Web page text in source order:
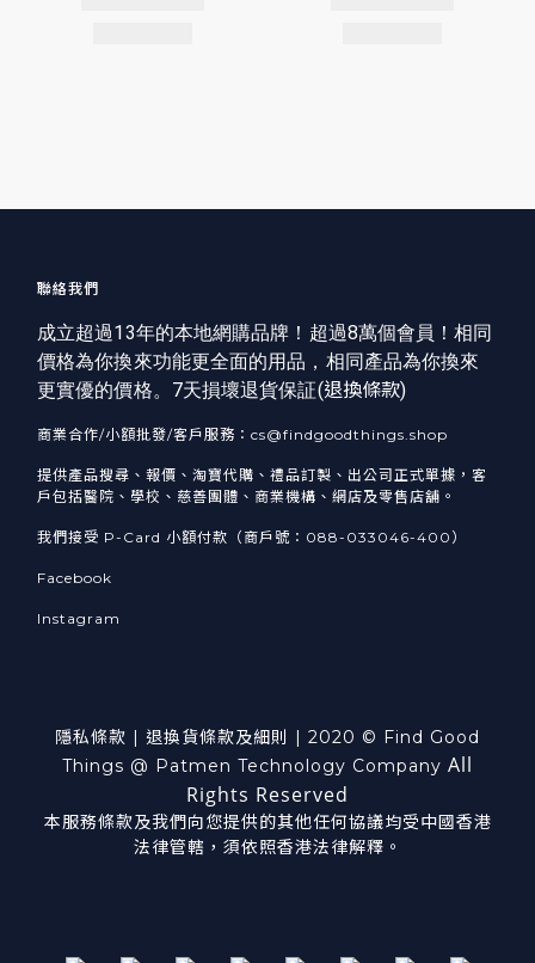
聯絡我們
成立超過13年的本地網購品牌！超過8萬個會員！相同
價格為你換來功能更全面的用品，相同產品為你換來
更實優的價格。7天損壞退貨保証(退換條款)
商業合作/小額批發/客戶服務：cs@findgoodthings.shop
提供產品搜尋、報價、淘寶代購、禮品訂製、出公司正式單據，客
戶包括醫院、學校、慈善團體、商業機構、網店及零售店舖。
我們接受 P-Card 小額付款（商戶號：088-033046-400）
Facebook
Instagram
隱私條款 | 退換貨條款及細則 | 2020 © Find Good
Things @ Patmen Technology Company All
Rights Reserved
本服務條款及我們向您提供的其他任何協議均受中國香港
法律管轄，須依照香港法律解釋。